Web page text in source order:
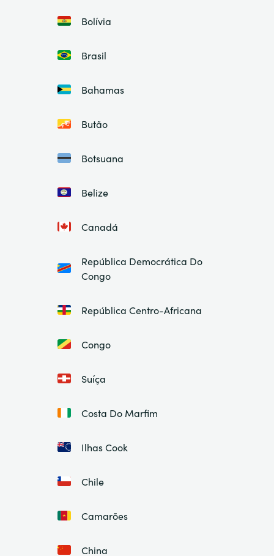
Bolívia
Brasil
Bahamas
Butão
Botsuana
Belize
Canadá
República Democrática Do
Congo
República Centro-Africana
Congo
Suíça
Costa Do Marfim
Ilhas Cook
Chile
Camarões
China